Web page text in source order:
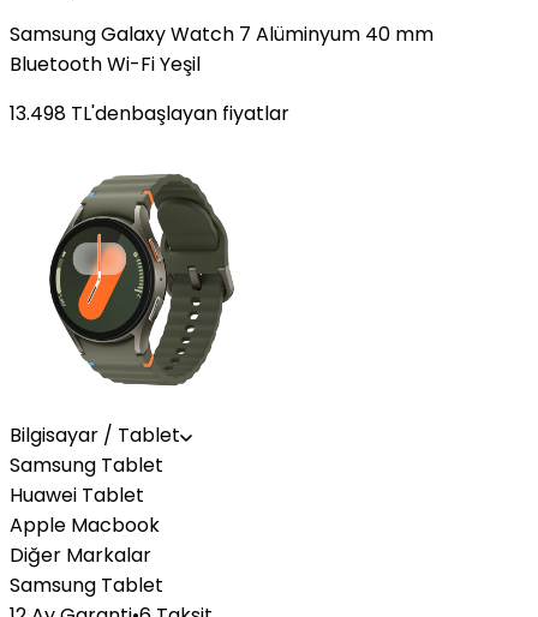
Samsung Galaxy Watch 7 Alüminyum 40 mm
Bluetooth Wi-Fi Yeşil
13.498 TL'denbaşlayan fiyatlar
Bilgisayar / Tablet
Samsung Tablet
Huawei Tablet
Apple Macbook
Diğer Markalar
Samsung Tablet